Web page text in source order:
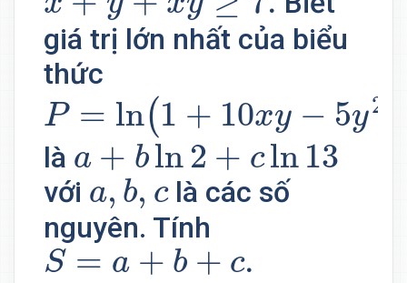
giá trị lớn nhất của biểu
thức
P = ln(1 + 10xy − 5y2
P=ln ( + 10 y − −x 2
là a + b ln2 + c ln 13
a +b ln2 +c ln 13
với a, b, c
a, b,c là các số
nguyên. Tính
S = a + b + c.
S=a+b+c.